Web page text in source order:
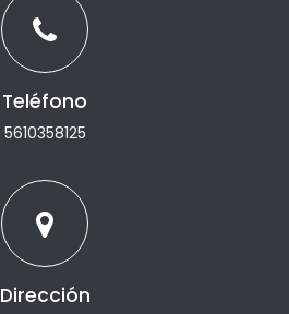
Teléfono
5610358125
Dirección